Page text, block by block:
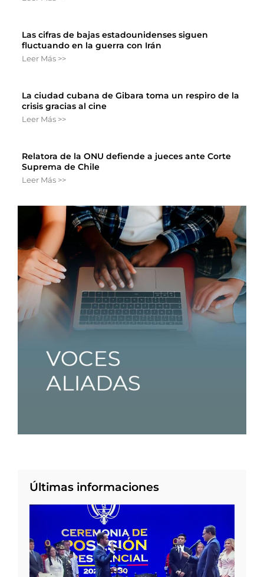
Las cifras de bajas estadounidenses siguen
fluctuando en la guerra con Irán
Leer Más >>
La ciudad cubana de Gibara toma un respiro de la
crisis gracias al cine
Leer Más >>
Relatora de la ONU defiende a jueces ante Corte
Suprema de Chile
Leer Más >>
Últimas informaciones